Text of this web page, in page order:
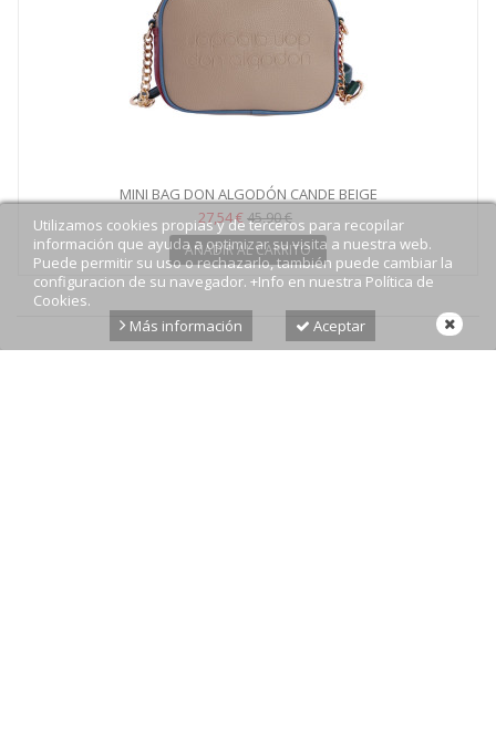
Utilizamos cookies propias y de terceros para recopilar
información que ayuda a optimizar su visita a nuestra web.
Puede permitir su uso o rechazarlo, también puede cambiar la
configuracion de su navegador. +Info en nuestra Política de
Cookies.
Aceptar
Más información
MINI BAG DON ALGODÓN CANDE BEIGE
27,54 € 45,90 €
AÑADIR AL CARRITO